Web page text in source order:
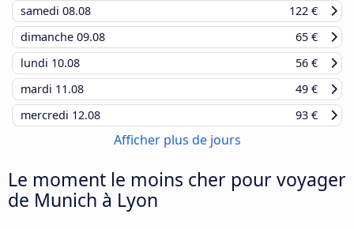
samedi 08.08
122 €
dimanche 09.08
65 €
lundi 10.08
56 €
mardi 11.08
49 €
mercredi 12.08 93 €
Afficher plus de jours
Le moment le moins cher pour voyager
de Munich à Lyon